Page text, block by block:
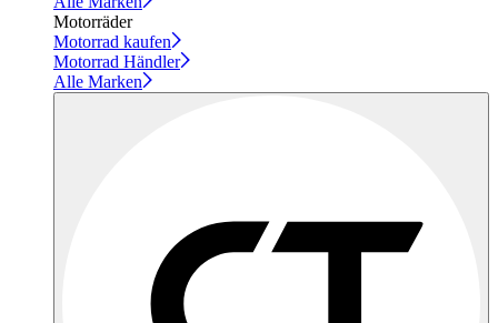
Motorräder
Motorrad kaufen
Motorrad Händler
Alle Marken